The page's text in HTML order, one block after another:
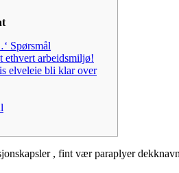
Spørsmål
ethvert arbeidsmiljø!
elveleie bli klar over
, fint vær paraplyer